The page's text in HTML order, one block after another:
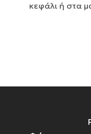
κεφάλι ή στα